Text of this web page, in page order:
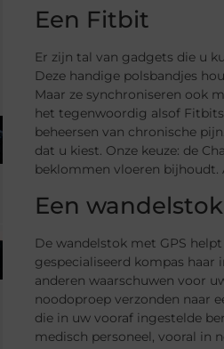
Een Fitbit
Er zijn tal van gadgets die u
Deze handige polsbandjes
Maar ze synchroniseren ook
het tegenwoordig alsof
beheersen van chronische
dat u kiest. Onze keuze: de
beklommen vloeren
Een
De wandelstok met GPS
gespecialiseerd kompas
anderen waarschuwen voor
noodoproep verzonden naar
die in uw vooraf ingestelde
medisch personeel, vooral in